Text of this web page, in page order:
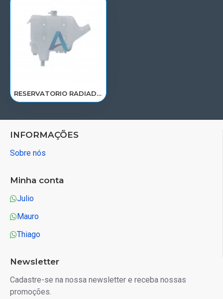
RESERVATORIO RADIADOR AGUA VW 7.100/8.120/8.150 TAP121405/2VE121405/RP033
INFORMAÇÕES
Sobre nós
Minha conta
Julio
Mauro
Thiago
Newsletter
Cadastre-se na nossa newsletter e receba nossas
promoções.